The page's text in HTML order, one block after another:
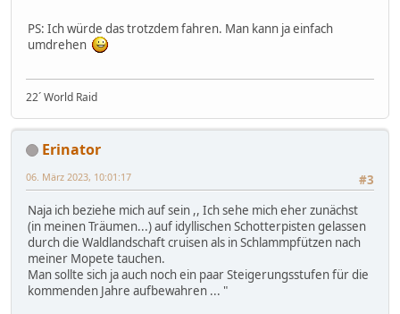
PS: Ich würde das trotzdem fahren. Man kann ja einfach
umdrehen
22´ World Raid
Erinator
#3
06. März 2023, 10:01:17
Naja ich beziehe mich auf sein ,, Ich sehe mich eher zunächst
(in meinen Träumen...) auf idyllischen Schotterpisten gelassen
durch die Waldlandschaft cruisen als in Schlammpfützen nach
meiner Mopete tauchen.
Man sollte sich ja auch noch ein paar Steigerungsstufen für die
kommenden Jahre aufbewahren ... "